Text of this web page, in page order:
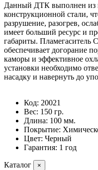
Данный ДТК выполнен из
конструкционной стали,
разрушение, разогрев,
имеет больший ресурс и
габариты.
обеспечивает догорание
каморы и эффективное
установки необходимо
насадку и навернуть до
Код: 20021
Вес: 150 гр.
Длина: 100 мм.
Покрытие:
Цвет: Черный
Гарантия: 1 год
Каталог ×